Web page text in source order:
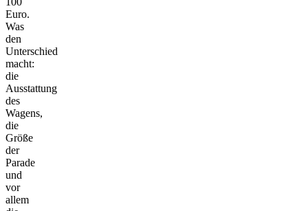
Euro.
Was
den
Unterschied
macht:
die
Ausstattung
des
Wagens,
die
Größe
der
Parade
und
vor
allem